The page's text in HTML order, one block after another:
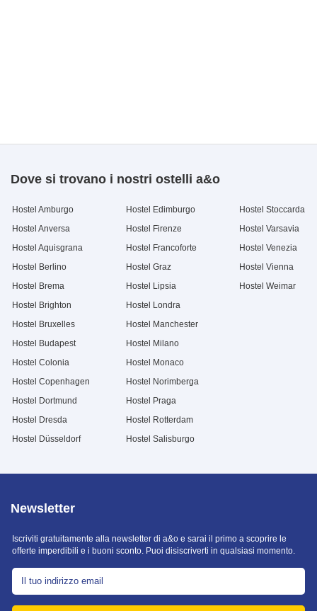
Dove si trovano i nostri ostelli a&o
Hostel Amburgo
Hostel Anversa
Hostel Aquisgrana
Hostel Berlino
Hostel Brema
Hostel Brighton
Hostel Bruxelles
Hostel Budapest
Hostel Colonia
Hostel Copenhagen
Hostel Dortmund
Hostel Dresda
Hostel Düsseldorf
Hostel Edimburgo
Hostel Firenze
Hostel Francoforte
Hostel Graz
Hostel Lipsia
Hostel Londra
Hostel Manchester
Hostel Milano
Hostel Monaco
Hostel Norimberga
Hostel Praga
Hostel Rotterdam
Hostel Salisburgo
Hostel Stoccarda
Hostel Varsavia
Hostel Venezia
Hostel Vienna
Hostel Weimar
Newsletter
Iscriviti gratuitamente alla newsletter di a&o e sarai il primo a scoprire le
offerte imperdibili e i buoni sconto. Puoi disiscriverti in qualsiasi momento.